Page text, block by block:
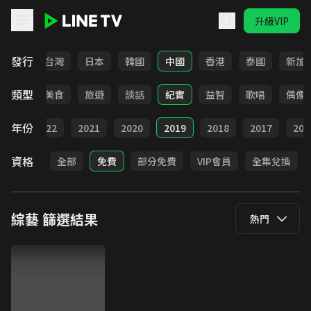
升級VIP
發行
全部 台灣 日本 韓國 中國 香港 泰國 新加
類型
選秀 美食 旅遊 談話 紀實 益智 歌唱 偶像
年份 2022 2021 2020 2019 2018 2017
資格 全部 免費 部分免費 VIP會員 全集兌換
綜藝篩選結果 熱門